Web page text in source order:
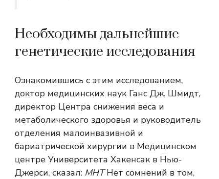
Необходимы дальнейшие
генетические исследования
Ознакомившись с этим исследованием,
доктор медицинских наук Ганс Дж. Шмидт,
директор Центра снижения веса и
метаболического здоровья и руководитель
отделения малоинвазивной и
бариатрической хирургии в Медицинском
центре Университета Хакенсак в Нью-
Джерси, сказал: МНТНет сомнений в том,